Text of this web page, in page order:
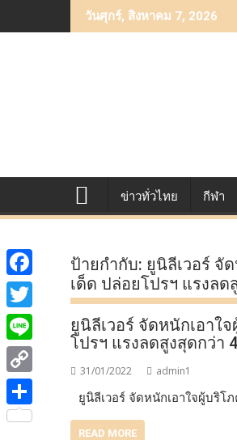
to
วันศุกร์, สิงหาคม 7, 2026
ข่าวทั่วไทย กีฬา
ป้ายกำกับ: ยูนิลีเวอร์ จั
เด็ด ปล่อยโปรฯ แรงลด
ยูนิลีเวอร์ จัดหนักเอาใ
โปรฯ แรงลดสูงสุดกว่า
31/01/2022 admin1
ยูนิลีเวอร์ จัดหนักเอาใจผู้บริ
READ MORE
F
a
c
e
b
o
T
w
i
t
t
L
i
n
C
o
S